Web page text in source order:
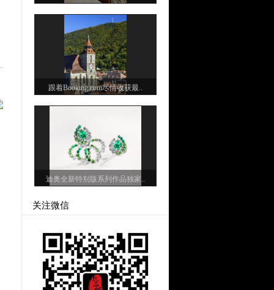
跟着Booking.com尽情收获最..
迪奥全新特别版系列作品独家..
关注微信